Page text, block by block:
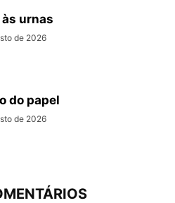
às urnas
de 2026
do papel
de 2026